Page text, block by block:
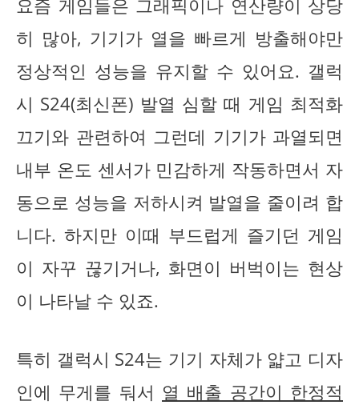
요즘 게임들은 그래픽이나 연산량이 상당
히 많아, 기기가 열을 빠르게 방출해야만
정상적인 성능을 유지할 수 있어요. 갤럭
시 S24(최신폰) 발열 심할 때 게임 최적화
끄기와 관련하여 그런데 기기가 과열되면
내부 온도 센서가 민감하게 작동하면서 자
동으로 성능을 저하시켜 발열을 줄이려 합
니다. 하지만 이때 부드럽게 즐기던 게임
이 자꾸 끊기거나, 화면이 버벅이는 현상
이 나타날 수 있죠.
특히 갤럭시 S24는 기기 자체가 얇고 디자
인에 무게를 둬서 열 배출 공간이 한정적